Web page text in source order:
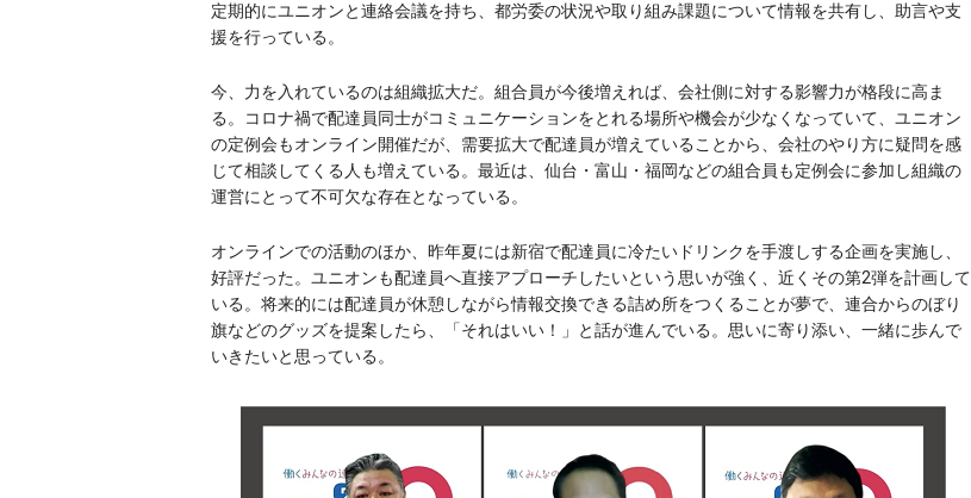
定期的にユニオンと連絡会議を持ち、都労委の状況や取り組み課題について情報を共有し、助言や支
援を行っている。
今、力を入れているのは組織拡大だ。組合員が今後増えれば、会社側に対する影響力が格段に高ま
る。コロナ禍で配達員同士がコミュニケーションをとれる場所や機会が少なくなっていて、ユニオン
の定例会もオンライン開催だが、需要拡大で配達員が増えていることから、会社のやり方に疑問を感
じて相談してくる人も増えている。最近は、仙台・富山・福岡などの組合員も定例会に参加し組織の
運営にとって不可欠な存在となっている。
オンラインでの活動のほか、昨年夏には新宿で配達員に冷たいドリンクを手渡しする企画を実施し、
好評だった。ユニオンも配達員へ直接アプローチしたいという思いが強く、近くその第2弾を計画して
いる。将来的には配達員が休憩しながら情報交換できる詰め所をつくることが夢で、連合からのぼり
旗などのグッズを提案したら、「それはいい！」と話が進んでいる。思いに寄り添い、一緒に歩んで
いきたいと思っている。